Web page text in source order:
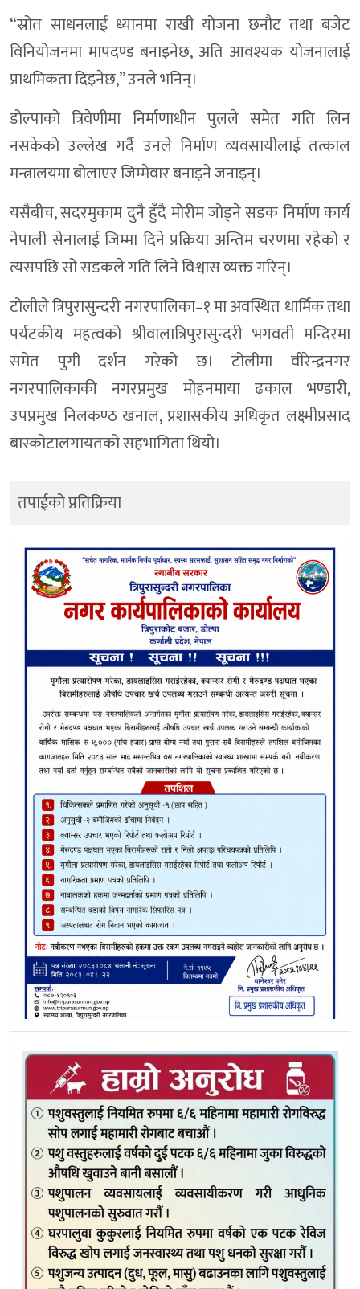
“स्रोत साधनलाई ध्यानमा राखी योजना छनौट तथा बजेट
विनियोजनमा मापदण्ड बनाइनेछ, अति आवश्यक योजनालाई
प्राथमिकता दिइनेछ,” उनले भनिन्।
डोल्पाको त्रिवेणीमा निर्माणाधीन पुलले समेत गति लिन
नसकेको उल्लेख गर्दै उनले निर्माण व्यवसायीलाई तत्काल
मन्त्रालयमा बोलाएर जिम्मेवार बनाइने जनाइन्।
यसैबीच, सदरमुकाम दुनै हुँदै मोरीम जोड्ने सडक निर्माण कार्य
नेपाली सेनालाई जिम्मा दिने प्रक्रिया अन्तिम चरणमा रहेको र
त्यसपछि सो सडकले गति लिने विश्वास व्यक्त गरिन्।
टोलीले त्रिपुरासुन्दरी नगरपालिका–१ मा अवस्थित धार्मिक तथा
पर्यटकीय महत्वको श्रीवालात्रिपुरासुन्दरी भगवती मन्दिरमा
समेत पुगी दर्शन गरेको छ। टोलीमा वीरेन्द्रनगर
नगरपालिकाकी नगरप्रमुख मोहनमाया ढकाल भण्डारी,
उपप्रमुख निलकण्ठ खनाल, प्रशासकीय अधिकृत लक्ष्मीप्रसाद
बास्कोटालगायतको सहभागिता थियो।
तपाईको प्रतिक्रिया